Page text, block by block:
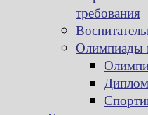
требования
Олимпиады